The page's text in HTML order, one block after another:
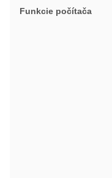
Funkcie počítača